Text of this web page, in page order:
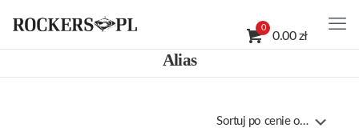
0
0.00 zł
Alias